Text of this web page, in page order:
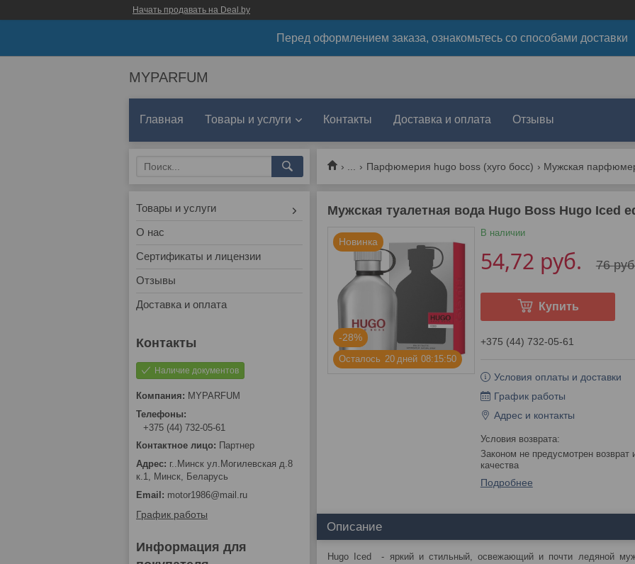
Начать продавать на Deal.by
Перед оформлением заказа, ознакомьтесь со способами доставки
MYPARFUM
Главная Товары и услуги Контакты Доставка и оплата Отзывы
Парфюмерия hugo boss (хуго босс) Мужская
Мужская туалетная вода Hugo Boss Hugo Iced
Новинка
-28%
Осталось 20 дней 08 15 50
В наличии
76
54,72 руб.
Купить
+375 (44) 732-05-61
Условия оплаты и доставки
График работы
Адрес и контакты
Законом не предусмотрен возврат и обмен данного товара надлежащего
качества
Подробнее
Описание
Hugo Iced - яркий и стильный, освежающий и почти ледяной
Товары и услуги
О нас
Сертификаты и лицензии
Отзывы
Доставка и оплата
Наличие документов
MYPARFUM
+375 (44) 732-05-61
Партнер
г..Минск ул.Могилевская д.8
к.1, Минск, Беларусь
motor1986@mail.ru
График работы
Информация для